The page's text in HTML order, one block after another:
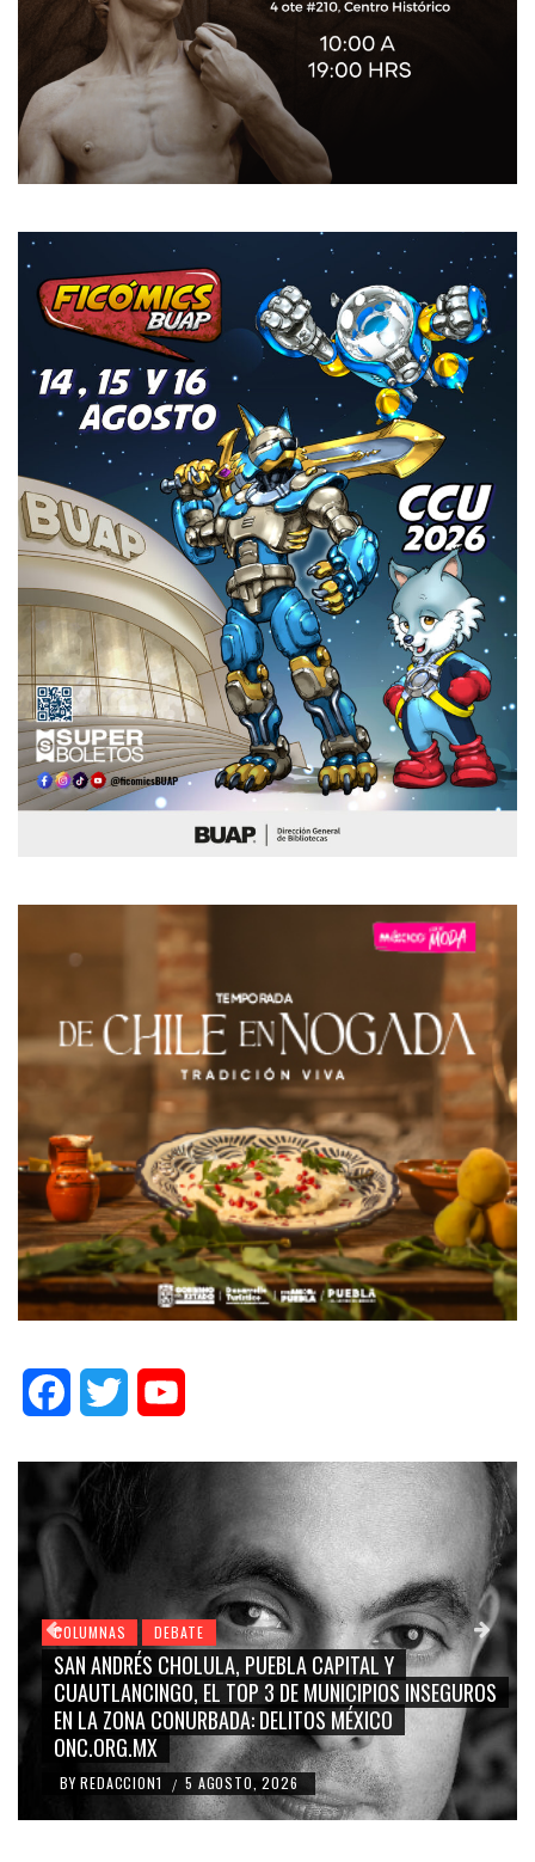
FacebookTwitter
COLUMNAS DEBATE
GRACE PALOMARES, NAY SALVATORI, SERGIO MAYER,
CARMEN SALINAS “LA CORCHOLATA”, CUAUHTÉMOC
BLANCO, SILVIA PINAL: LA TRIVIALIZACIÓN Y
RIDICULIZACIÓN DE LA REPRESENTACIÓN CIUDADANA
BY REDACCION1 / 4 AGOSTO, 2026